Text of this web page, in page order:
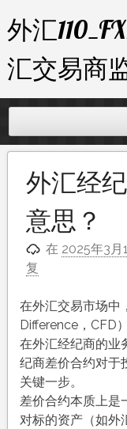
至
内
容
外汇
汇交易商
外汇经
意思？
在 2025年3月
复
在外汇交易市场
Difference，CFD
在外汇经纪商的业
纪商差价合约对于
关键一步。
差价合约本质上是
对标的资产（如外